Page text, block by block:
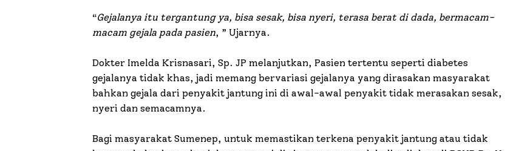
“Gejalanya itu tergantung ya, bisa sesak, bisa nyeri, terasa berat di dada, bermacam-
macam gejala pada pasien, ” Ujarnya.
Dokter Imelda Krisnasari, Sp. JP melanjutkan, Pasien tertentu seperti diabetes
gejalanya tidak khas, jadi memang bervariasi gejalanya yang dirasakan masyarakat
bahkan gejala dari penyakit jantung ini di awal-awal penyakit tidak merasakan sesak,
nyeri dan semacamnya.
Bagi masyarakat Sumenep, untuk memastikan terkena penyakit jantung atau tidak